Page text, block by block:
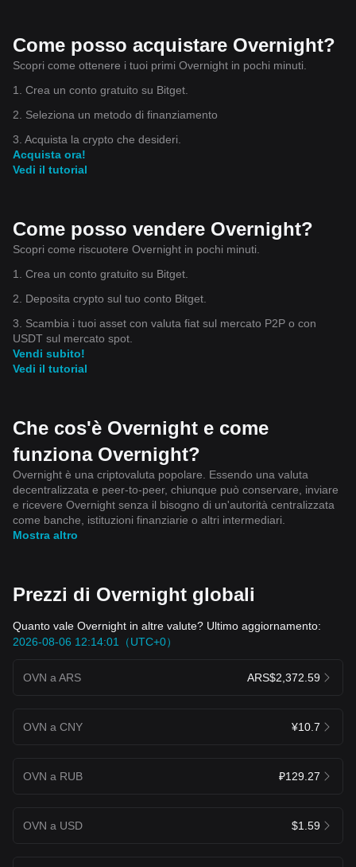
Come posso acquistare Overnight?
Scopri come ottenere i tuoi primi Overnight in pochi minuti.
1. Crea un conto gratuito su Bitget.
2. Seleziona un metodo di finanziamento
3. Acquista la crypto che desideri.
Acquista ora!
Vedi il tutorial
Come posso vendere Overnight?
Scopri come riscuotere Overnight in pochi minuti.
1. Crea un conto gratuito su Bitget.
2. Deposita crypto sul tuo conto Bitget.
3. Scambia i tuoi asset con valuta fiat sul mercato P2P o con
USDT sul mercato spot.
Vendi subito!
Vedi il tutorial
Che cos'è Overnight e come
funziona Overnight?
Overnight è una criptovaluta popolare. Essendo una valuta
decentralizzata e peer-to-peer, chiunque può conservare, inviare
e ricevere Overnight senza il bisogno di un'autorità centralizzata
come banche, istituzioni finanziarie o altri intermediari.
Mostra altro
Prezzi di Overnight globali
Quanto vale Overnight in altre valute? Ultimo aggiornamento:
2026-08-06 12:14:01（UTC+0）
OVN a ARS ARS$2,372.59
OVN a CNY ¥10.7
OVN a RUB ₽129.27
OVN a USD $1.59